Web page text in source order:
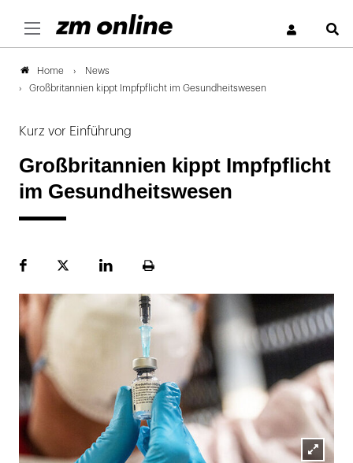
Home
News
Großbritannien kippt Impfpflicht im Gesundheitswesen
Kurz vor Einführung
Großbritannien kippt Impfpflicht
im Gesundheitswesen
FacebookPlattformLinekdInSeite